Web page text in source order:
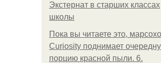
Экстернат в старших классах
школы
Пока вы читаете это,
Curiosity поднимает
порцию красной пыли. 6.